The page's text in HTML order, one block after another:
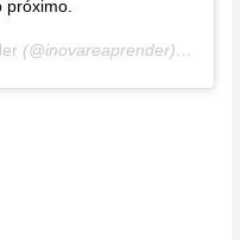
próximo.
(@inovareaprender) on